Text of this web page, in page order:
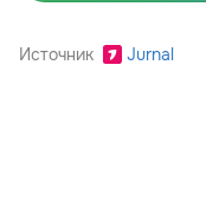
Источник Jurnal